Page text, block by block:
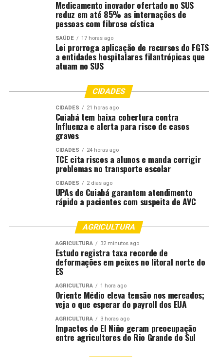
RELATED TOPICS: AFETAR AGRÍCOLA
AGRICULTURA
BRASIL CALENDÁRIO DESTAQUE
NIÑO
PESQUISADORES
TURBINADO VAI VEM
Ferramenta da Unicamp estima potencial econômico de
resíduos do agro
Mercado segue com baixa liquidez e depende das
exportações para reagir
Medicamento inovador ofertado no SUS
reduz em até 85% as internações de
pessoas com fibrose cística
SAÚDE 17 horas ago
Lei prorroga aplicação de recursos do FGTS
a entidades hospitalares filantrópicas que
atuam no SUS
CIDADES
CIDADES 21 horas ago
Cuiabá tem baixa cobertura contra
Influenza e alerta para risco de casos
graves
CIDADES 24 horas ago
TCE cita riscos a alunos e manda corrigir
problemas no transporte escolar
CIDADES 2 dias ago
UPAs de Cuiabá garantem atendimento
rápido a pacientes com suspeita de AVC
AGRICULTURA
AGRICULTURA 32 minutos ago
Estudo registra taxa recorde de
deformações em peixes no litoral norte do
ES
AGRICULTURA 1 hora ago
Oriente Médio eleva tensão nos mercados;
veja o que esperar do payroll dos EUA
AGRICULTURA 3 horas ago
Impactos do El Niño geram preocupação
entre agricultores do Rio Grande do Sul